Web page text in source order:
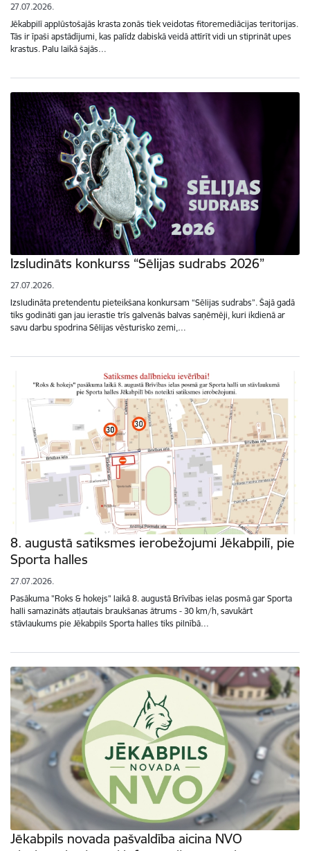
27.07.2026.
Jēkabpilī applūstošajās krasta zonās tiek veidotas fitoremediācijas teritorijas.
Tās ir īpaši apstādījumi, kas palīdz dabiskā veidā attīrīt vidi un stiprināt upes
krastus. Palu laikā šajās…
Izsludināts konkurss “Sēlijas sudrabs 2026”
27.07.2026.
Izsludināta pretendentu pieteikšana konkursam “Sēlijas sudrabs”. Šajā gadā
tiks godināti gan jau ierastie trīs galvenās balvas saņēmēji, kuri ikdienā ar
savu darbu spodrina Sēlijas vēsturisko zemi,…
8. augustā satiksmes ierobežojumi Jēkabpilī, pie
Sporta halles
27.07.2026.
Pasākuma "Roks & hokejs" laikā 8. augustā Brīvības ielas posmā gar Sporta
halli samazināts atļautais braukšanas ātrums - 30 km/h, savukārt
stāvlaukums pie Jēkabpils Sporta halles tiks pilnībā…
Jēkabpils novada pašvaldība aicina NVO